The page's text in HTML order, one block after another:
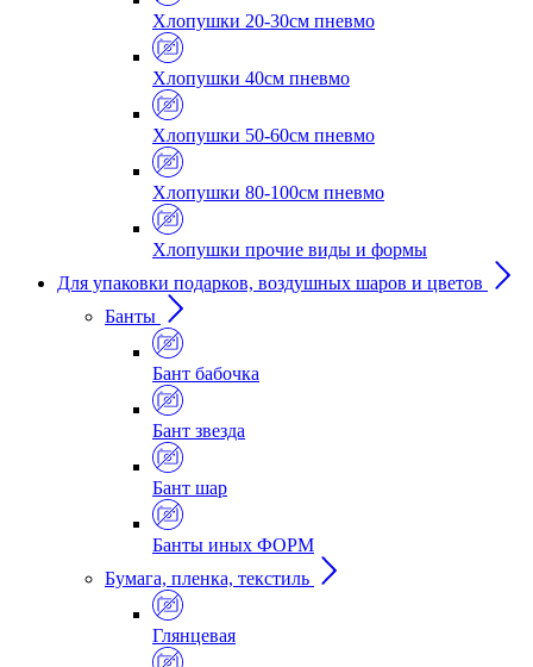
Хлопушки 20-30см пневмо
Хлопушки 40см пневмо
Хлопушки 50-60см пневмо
Хлопушки 80-100см пневмо
Хлопушки прочие виды и формы
Для упаковки подарков, воздушных шаров и цветов
Банты
Бант бабочка
Бант звезда
Бант шар
Банты иных ФОРМ
Бумага, пленка, текстиль
Глянцевая